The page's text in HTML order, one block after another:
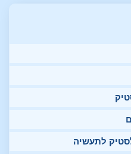
לתעשיה